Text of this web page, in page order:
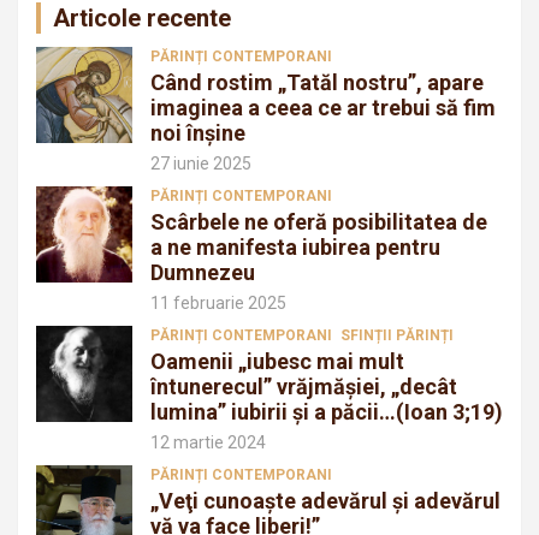
Articole recente
PĂRINȚI CONTEMPORANI
Când rostim „Tatăl nostru”, apare
imaginea a ceea ce ar trebui să fim
noi înșine
27 iunie 2025
PĂRINȚI CONTEMPORANI
Scârbele ne oferă posibilitatea de
a ne manifesta iubirea pentru
Dumnezeu
11 februarie 2025
PĂRINȚI CONTEMPORANI SFINȚII PĂRINȚI
Oamenii „iubesc mai mult
întunerecul” vrăjmăşiei, „decât
lumina” iubirii şi a păcii…(Ioan 3;19)
12 martie 2024
PĂRINȚI CONTEMPORANI
„Veţi cunoaşte adevărul şi adevărul
vă va face liberi!”